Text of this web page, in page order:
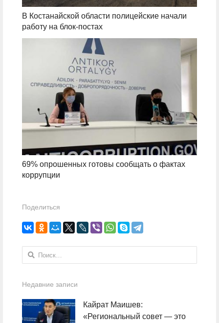
В Костанайской области полицейские начали
работу на блок-постах
69% опрошенных готовы сообщать о фактах
коррупции
Поделиться
Найти:
Недавние записи
Кайрат Маишев:
«Региональный совет — это